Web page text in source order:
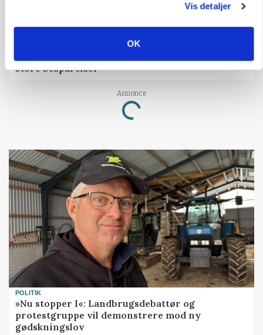
Vis detaljer
OK
store besparelser
Annonce
Loading...
POLITIK
»Nu stopper I«: Landbrugsdebattør og
protestgruppe vil demonstrere mod ny
gødskningslov